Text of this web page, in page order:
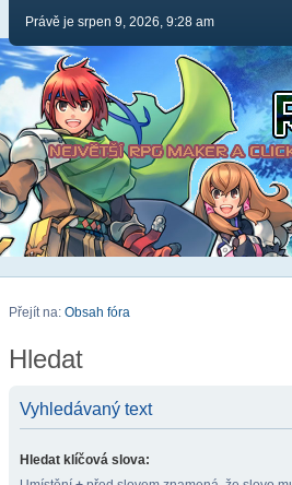
Právě je srpen 9, 2026, 9:28 am
Přejít na: Obsah fóra
Hledat
Vyhledávaný text
Hledat klíčová slova: